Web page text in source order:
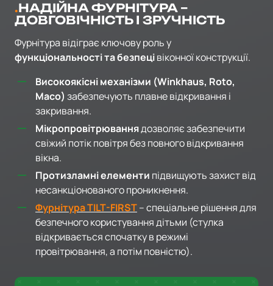
НАДІЙНА ФУРНІТУРА –
ДОВГОВІЧНІСТЬ І ЗРУЧНІСТЬ
Фурнітура відіграє ключову роль у
функціональності та безпецівіконної конструкції.
Високоякісні механізми (Winkhaus, Roto,
Maco) забезпечують плавне відкривання і
закривання.
Мікропровітрюваннядозволяє забезпечити
свіжий потік повітря без повного відкривання
вікна.
Протизламні елементи підвищують захист від
несанкціонованого проникнення.
Фурнітура TILT-FIRST– спеціальне рішення для
безпечного користування дітьми (стулка
відкривається спочатку в режимі
провітрювання, а потім повністю).